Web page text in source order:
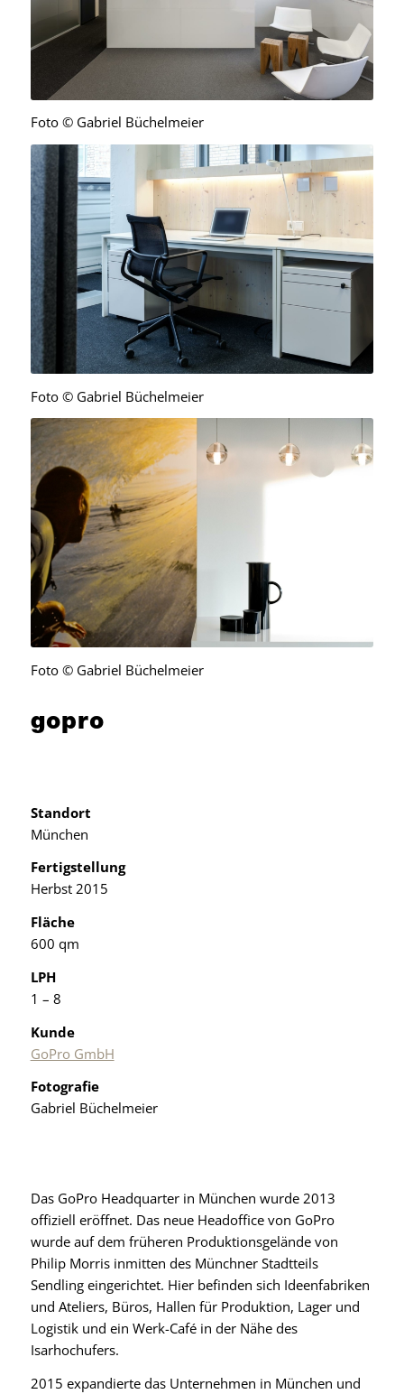
Foto © Gabriel Büchelmeier
Foto © Gabriel Büchelmeier
Foto © Gabriel Büchelmeier
gopro
Standort
München
Fertigstellung
Herbst 2015
Fläche
600 qm
LPH
1 – 8
Kunde
GoPro GmbH
Fotografie
Gabriel Büchelmeier
Das GoPro Headquarter in München wurde 2013
offiziell eröffnet. Das neue Headoffice von GoPro
wurde auf dem früheren Produktionsgelände von
Philip Morris inmitten des Münchner Stadtteils
Sendling eingerichtet. Hier befinden sich Ideenfabriken
und Ateliers, Büros, Hallen für Produktion, Lager und
Logistik und ein Werk-Café in der Nähe des
Isarhochufers.
2015 expandierte das Unternehmen in München und